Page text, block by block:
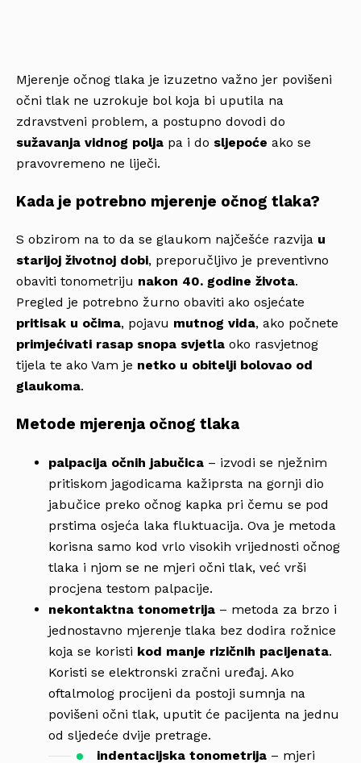
Mjerenje očnog tlaka je izuzetno važno jer povišeni
očni tlak ne uzrokuje bol koja bi uputila na
zdravstveni problem, a postupno dovodi do
sužavanja vidnog polja pa i do sljepoće ako se
pravovremeno ne liječi.
Kada je potrebno mjerenje očnog tlaka?
S obzirom na to da se glaukom najčešće razvija u
starijoj životnoj dobi, preporučljivo je preventivno
obaviti tonometriju nakon 40. godine života.
Pregled je potrebno žurno obaviti ako osjećate
pritisak u očima, pojavu mutnog vida, ako počnete
primjećivati rasap snopa svjetla oko rasvjetnog
tijela te ako Vam je netko u obitelji bolovao od
glaukoma.
Metode mjerenja očnog tlaka
palpacija očnih jabučica – izvodi se nježnim
pritiskom jagodicama kažiprsta na gornji dio
jabučice preko očnog kapka pri čemu se pod
prstima osjeća laka fluktuacija. Ova je metoda
korisna samo kod vrlo visokih vrijednosti očnog
tlaka i njom se ne mjeri očni tlak, već vrši
procjena testom palpacije.
nekontaktna tonometrija – metoda za brzo i
jednostavno mjerenje tlaka bez dodira rožnice
koja se koristi kod manje rizičnih pacijenata.
Koristi se elektronski zračni uređaj. Ako
oftalmolog procijeni da postoji sumnja na
povišeni očni tlak, uputit će pacijenta na jednu
od sljedeće dvije pretrage.
indentacijska tonometrija – mjeri